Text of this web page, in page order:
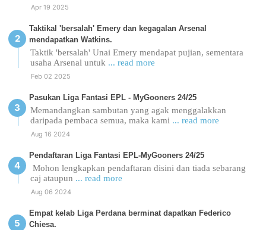
Apr 19 2025
Taktikal 'bersalah' Emery dan kegagalan Arsenal
mendapatkan Watkins.
Taktik 'bersalah' Unai Emery mendapat pujian, sementara
usaha Arsenal untuk ... read more
Feb 02 2025
Pasukan Liga Fantasi EPL - MyGooners 24/25
Memandangkan sambutan yang agak menggalakkan
daripada pembaca semua, maka kami ... read more
Aug 16 2024
Pendaftaran Liga Fantasi EPL-MyGooners 24/25
Mohon lengkapkan pendaftaran disini dan tiada sebarang
caj ataupun ... read more
Aug 06 2024
Empat kelab Liga Perdana berminat dapatkan Federico
Chiesa.